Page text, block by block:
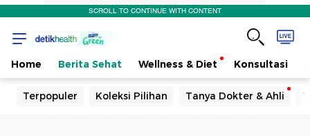
SCROLL TO CONTINUE WITH CONTENT
Home Berita Sehat Wellness & Diet Konsultasi
Terpopuler Koleksi Pilihan Tanya Dokter & Ahli